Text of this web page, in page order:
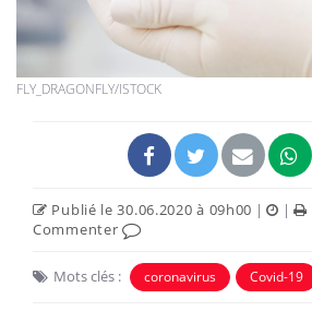
FLY_DRAGONFLY/ISTOCK
Publié le 30.06.2020 à 09h00 | |
Commenter
Mots clés : coronavirus Covid-19